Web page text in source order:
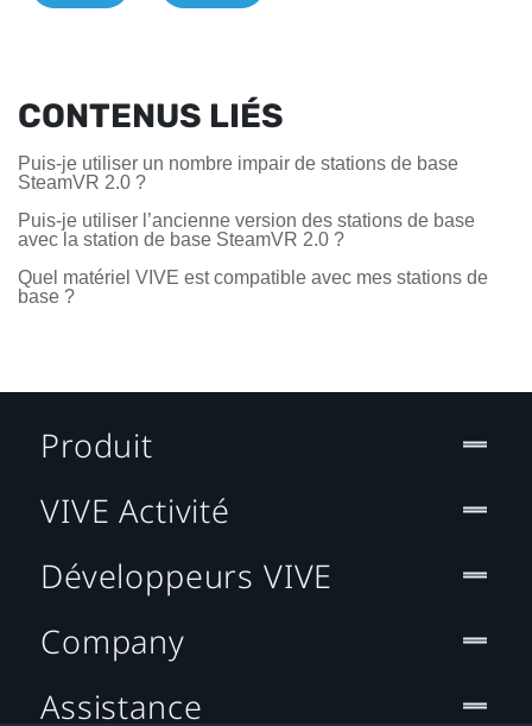
CONTENUS LIÉS
Puis-je utiliser un nombre impair de stations de base
SteamVR 2.0 ?
Puis-je utiliser l’ancienne version des stations de base
avec la station de base SteamVR 2.0 ?
Quel matériel VIVE est compatible avec mes stations de
base ?
Produit
VIVE Activité
Développeurs VIVE
Company
Assistance